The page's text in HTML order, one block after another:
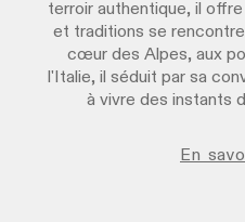
terroir authentique, il
et traditions se
cœur des Alpes, aux
l'Italie, il séduit par sa
à vivre des instants
En